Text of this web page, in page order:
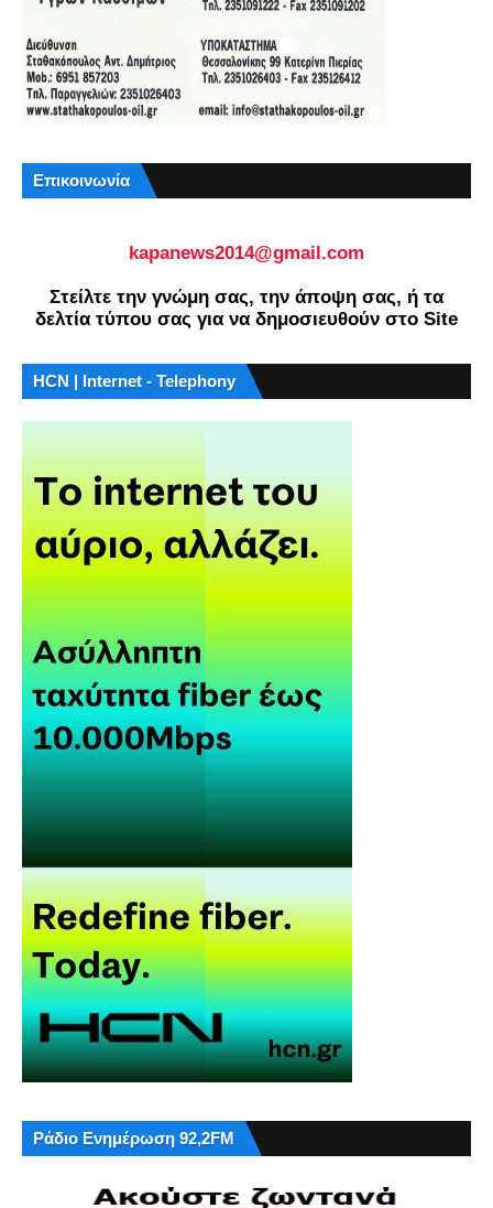
Επικοινωνία
kapanews2014@gmail.com
Στείλτε την γνώμη σας, την άποψη σας, ή τα
δελτία τύπου σας για να δημοσιευθούν στο Site
HCN | Internet - Telephony
Ράδιο Ενημέρωση 92,2FM